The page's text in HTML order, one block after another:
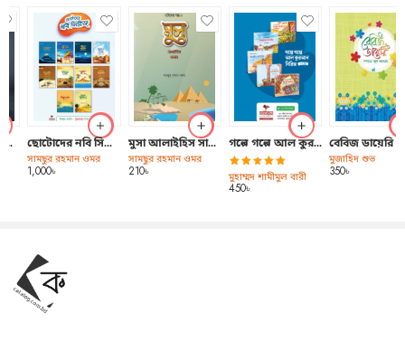
There are no reviews yet.